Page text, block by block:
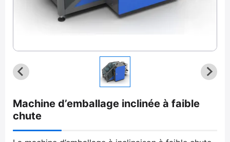
Machine d’emballage inclinée à faible
chute